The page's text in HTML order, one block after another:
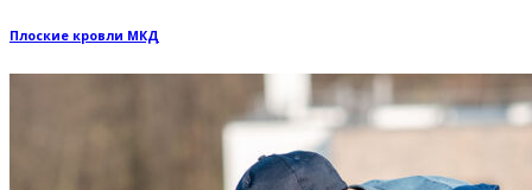
Плоские кровли МКД